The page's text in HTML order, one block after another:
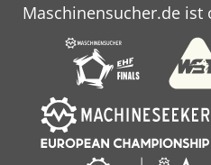
Maschinensucher.de